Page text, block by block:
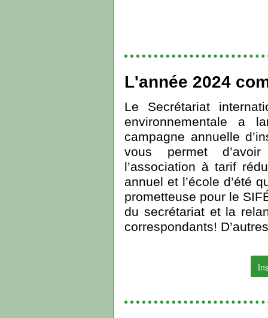
L'année 2024
Le Secrétariat
environnementale a
campagne annuelle
vous permet
l’association à tarif
annuel et l’école d’été
prometteuse pour le
du secrétariat et la
correspondants!